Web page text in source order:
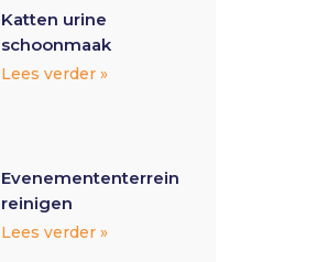
Katten urine
schoonmaak
Lees verder »
Evenemententerrein
reinigen
Lees verder »